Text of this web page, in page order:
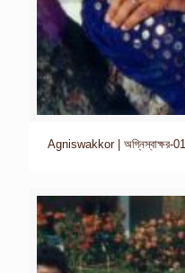
Agniswakkor | অগ্নিস্বাক্ষর-01